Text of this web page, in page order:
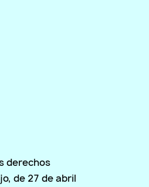
derechos
de 27 de abril